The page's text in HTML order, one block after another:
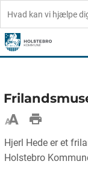
Hjerl Hede er et
Holstebro